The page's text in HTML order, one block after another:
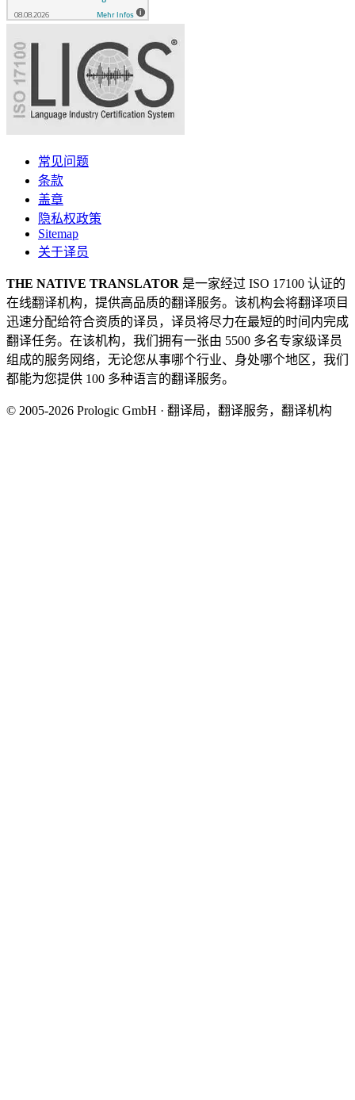
常见问题
条款
盖章
隐私权政策
Sitemap
关于译员
THE NATIVE TRANSLATOR 是一家经过 ISO 17100 认证的
在线翻译机构，提供高品质的翻译服务。该机构会将翻译项目
迅速分配给符合资质的译员，译员将尽力在最短的时间内完成
翻译任务。在该机构，我们拥有一张由 5500 多名专家级译员
组成的服务网络，无论您从事哪个行业、身处哪个地区，我们
都能为您提供 100 多种语言的翻译服务。
© 2005-2026 Prologic GmbH · 翻译局，翻译服务，翻译机构